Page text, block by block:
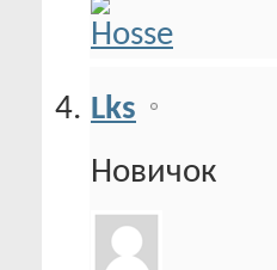
Lks
Новичок